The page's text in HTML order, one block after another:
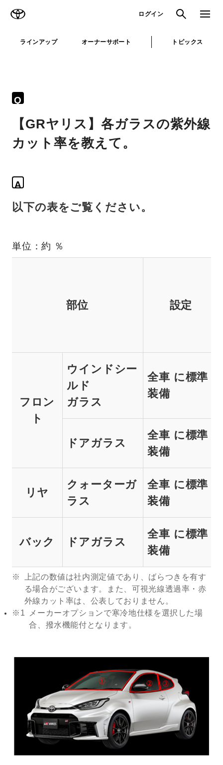
ログイン 検索 メニュ
ラインアップ オーナーサポート トピックス
Q
【GRヤリス】各ガラスの紫外線
カット率を教えて。
A
以下の表をご覧ください。
単位：約 ％
部位 設定
フロン
ト
ウインドシー
ルド
ガラス
全車 に標準
装備
ドアガラス
全車 に標準
装備
リヤ
クォーターガ
ラス
全車 に標準
装備
バック ドアガラス
全車 に標準
装備
上記の数値は社内測定値であり、ばらつきを有す
る場合がございます。また、可視光線透過率・赤
外線カット率は、公表しておりません。
※1
メーカーオプションで寒冷地仕様を選択した場
合、撥水機能付となります。